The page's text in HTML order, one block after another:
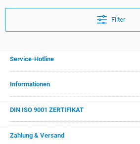
Filter
Informationen
DIN ISO 9001 ZERTIFIKAT
Zahlung & Versand
Service-Hotline